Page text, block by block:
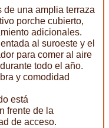
de una amplia terraza
porche cubierto,
adicionales.
al suroeste y el
para comer al aire
todo el año.
y comodidad
está
frente de la
de acceso.